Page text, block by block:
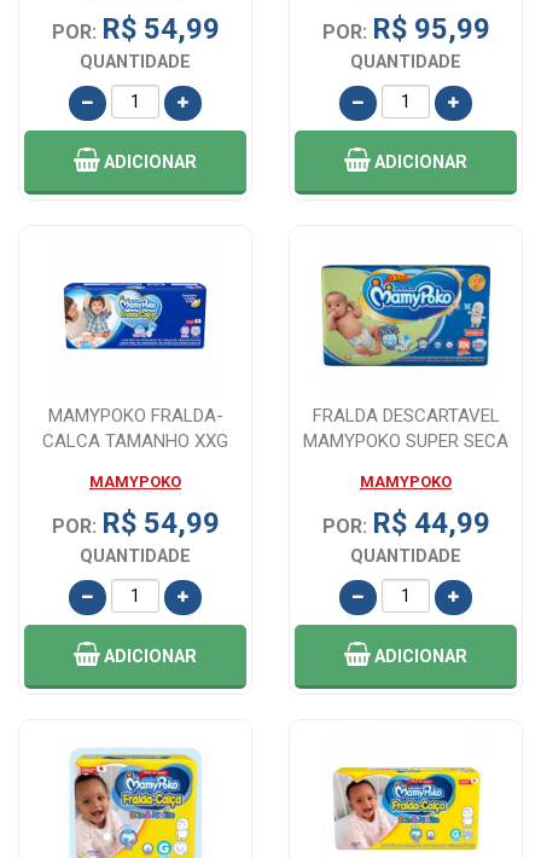
POR: R$ 54,99
QUANTIDADE
ADICIONAR
POR: R$ 95,99
QUANTIDADE
ADICIONAR
MAMYPOKO FRALDA-
CALCA TAMANHO XXG
MAMYPOKO
POR: R$ 54,99
QUANTIDADE
ADICIONAR
FRALDA DESCARTAVEL
MAMYPOKO SUPER SECA
MAMYPOKO
POR: R$ 44,99
QUANTIDADE
ADICIONAR